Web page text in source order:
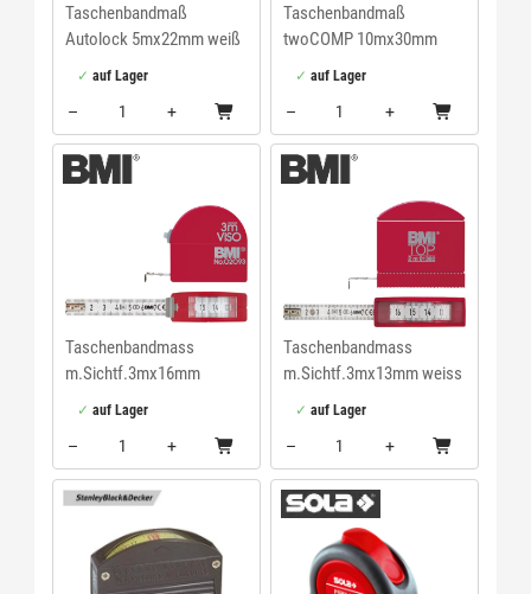
Taschenbandmaß
Autolock 5mx22mm weiß
FORMAT
auf Lager
–
+
Menge: 1
Taschenbandmaß
twoCOMP 10mx30mm
weiß BMI
auf Lager
–
+
Menge: 1
Taschenbandmass
m.Sichtf.3mx16mm
m.Zirkel BMI
auf Lager
–
+
Menge: 1
Taschenbandmass
m.Sichtf.3mx13mm weiss
auf Lager
–
+
Menge: 1